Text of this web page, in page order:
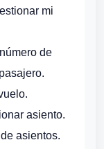
mi
de
asiento.
asientos.